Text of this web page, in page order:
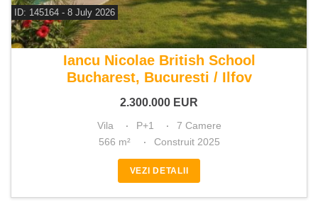
ID: 145164 - 8 July 2026
De vanzare vila 7 camere
Iancu Nicolae British School
Bucharest, Bucuresti / Ilfov
2.300.000 EUR
Vila P+1
7 Camere
566 m²
Construit 2025
VEZI DETALII